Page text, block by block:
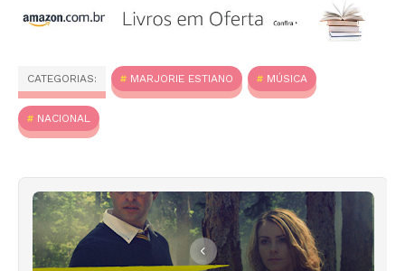
CATEGORIAS: MARJORIE ESTIANO MÚSICA
NACIONAL